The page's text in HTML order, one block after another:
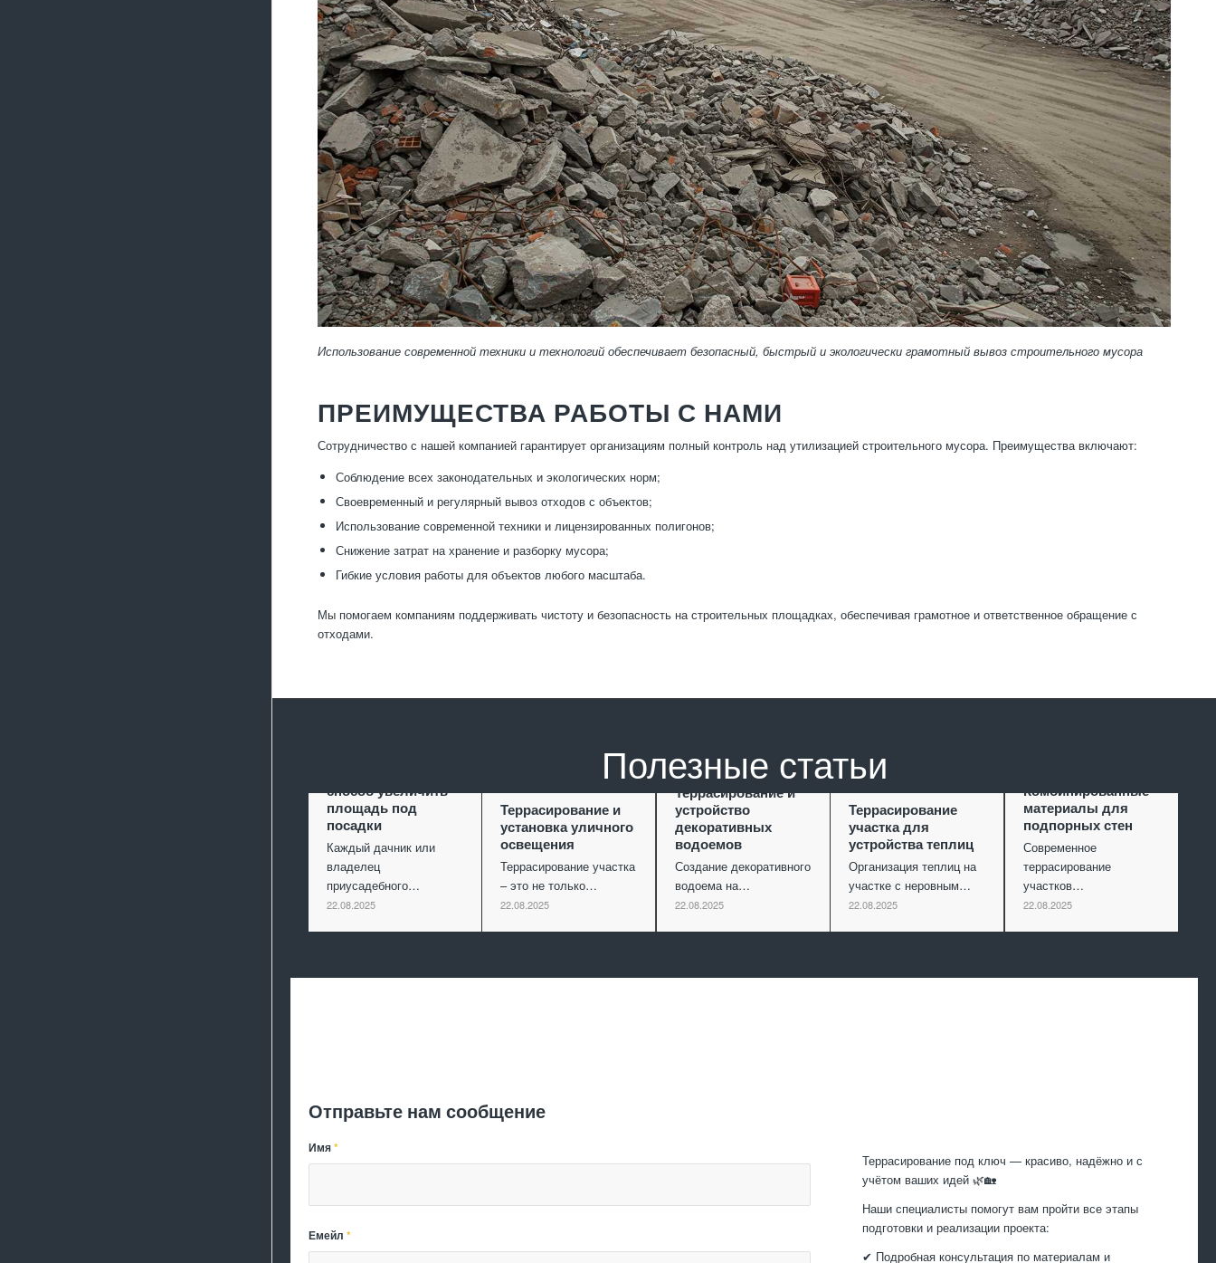
Использование современной техники и технологий обеспечивает безопасный, быстрый и экологически грамотный вывоз строительного мусора
ПРЕИМУЩЕСТВА РАБОТЫ С НАМИ
Сотрудничество с нашей компанией гарантирует организациям полный контроль над утилизацией строительного мусора. Преимущества включают:
Соблюдение всех законодательных и экологических норм;
Своевременный и регулярный вывоз отходов с объектов;
Использование современной техники и лицензированных полигонов;
Снижение затрат на хранение и разборку мусора;
Гибкие условия работы для объектов любого масштаба.
Мы помогаем компаниям поддерживать чистоту и безопасность на строительных площадках, обеспечивая грамотное и ответственное обращение с
отходами.
Полезные статьи
способ увеличить
площадь под
посадки
Каждый дачник или
владелец
приусадебного…
22.08.2025
Террасирование и
установка уличного
освещения
Террасирование участка
– это не только…
22.08.2025
Террасирование и
устройство
декоративных
водоемов
Создание декоративного
водоема на…
22.08.2025
Террасирование
участка для
устройства теплиц
Организация теплиц на
участке с неровным…
22.08.2025
Комбинированные
материалы для
подпорных стен
Современное
террасирование
участков…
22.08.2025
Отправьте нам сообщение
Имя*
Емейл *
Террасирование под ключ — красиво, надёжно и с
учётом ваших идей 🌿🏡
Наши специалисты помогут вам пройти все этапы
подготовки и реализации проекта:
✔ Подробная консультация по материалам и